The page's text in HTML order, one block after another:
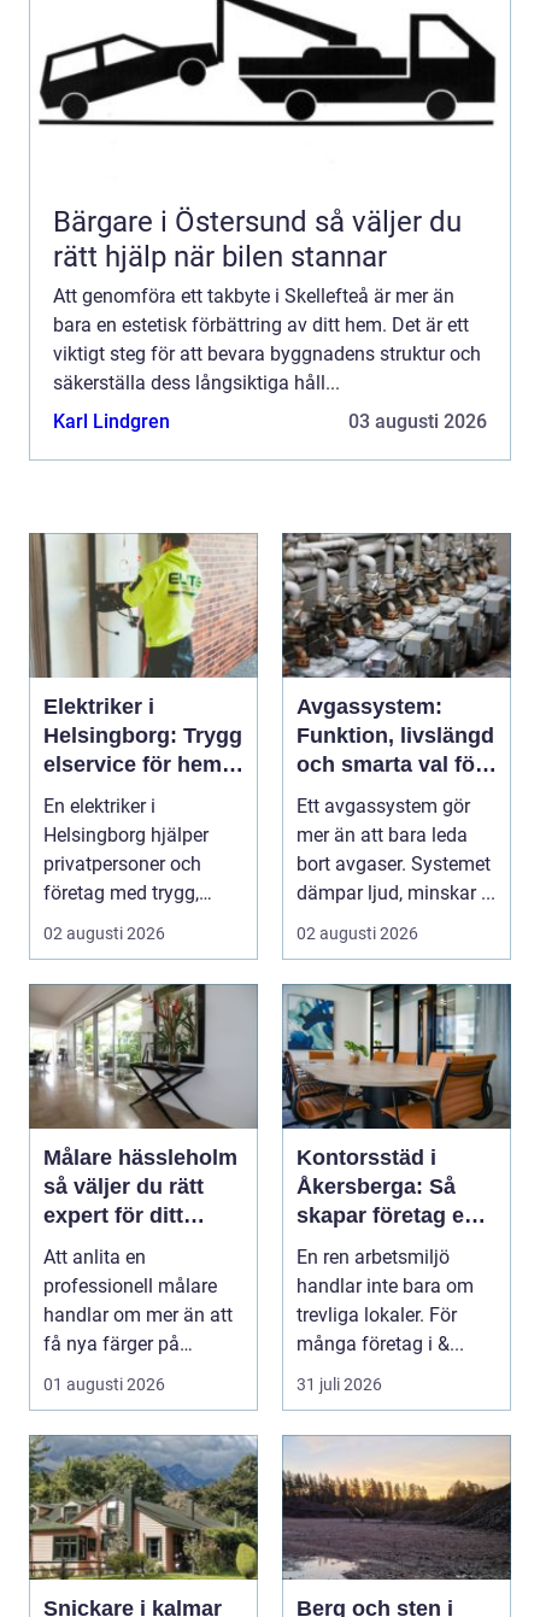
Bärgare i Östersund så väljer du
rätt hjälp när bilen stannar
Att genomföra ett takbyte i Skellefteå är mer än
bara en estetisk förbättring av ditt hem. Det är ett
viktigt steg för att bevara byggnadens struktur och
säkerställa dess långsiktiga håll...
Karl Lindgren
03 augusti 2026
Elektriker i
Helsingborg: Trygg
elservice för hem
och företag
En elektriker i
Helsingborg hjälper
privatpersoner och
företag med trygg,
säker och e...
02 augusti 2026
Avgassystem:
Funktion, livslängd
och smarta val för
bilägare
Ett avgassystem gör
mer än att bara leda
bort avgaser. Systemet
dämpar ljud, minskar ...
02 augusti 2026
Målare hässleholm
så väljer du rätt
expert för ditt
måleriprojekt
Att anlita en
professionell målare
handlar om mer än att
få nya färger på
väggarna. En kunnig
hantve...
01 augusti 2026
Kontorsstäd i
Åkersberga: Så
skapar företag en
ren, trygg och
effektiv arbetsplats
En ren arbetsmiljö
handlar inte bara om
trevliga lokaler. För
många företag i &...
31 juli 2026
Snickare i kalmar
Berg och sten i